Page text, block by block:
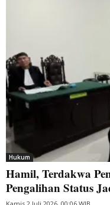
Hukum
Hamil, Terdakwa
Pengalihan Status